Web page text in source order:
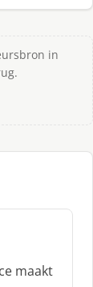
in
maakt